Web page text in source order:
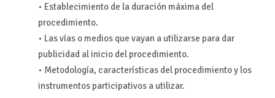
• Establecimiento de la duración máxima del
procedimiento.
• Las vías o medios que vayan a utilizarse para dar
publicidad al inicio del procedimiento.
• Metodología, características del procedimiento y los
instrumentos participativos a utilizar.